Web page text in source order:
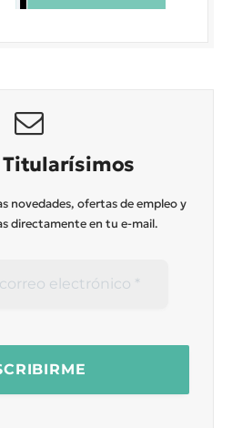
Titularísimos
novedades, ofertas de empleo y
directamente en tu e-mail.